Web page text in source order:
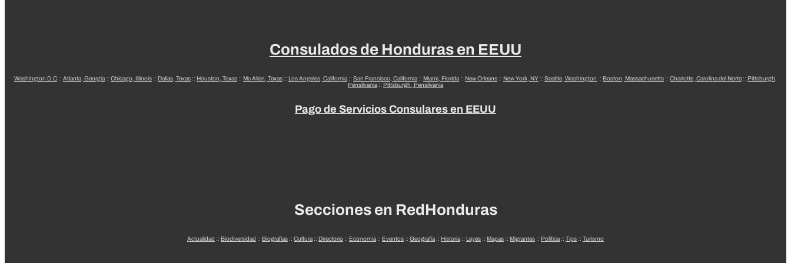
Consulados de Honduras en EEUU
Washington D.C :: Atlanta, Georgia :: Chicago, Illinois :: Dallas, Texas :: Houston, Texas :: Mc Allen, Texas :: Los Angeles, California :: San Francisco, California :: Miami, Florida :: New Orleans :: New York, NY :: Seattle, Washington :: Boston, Massachusetts :: Charlotte, Carolina del Norte :: Pittsburgh,
Pensilvania :: Pittsburgh, Pensilvania
Pago de Servicios Consulares en EEUU
Secciones en RedHonduras
Actualidad :: Biodiversidad :: Biografías :: Cultura:: Directorio :: Economía:: Eventos :: Geografía:: Historia:: Leyes :: Mapas :: Migrantes :: Política:: Tips :: Turismo